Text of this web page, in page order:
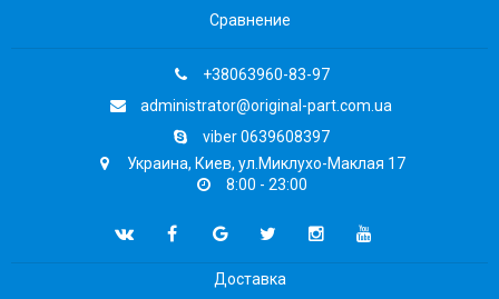
Сравнение
+38063960-83-97
administrator@original-part.com.ua
viber 0639608397
Украина, Киев, ул.Миклухо-Маклая 17
8:00 - 23:00
Доставка